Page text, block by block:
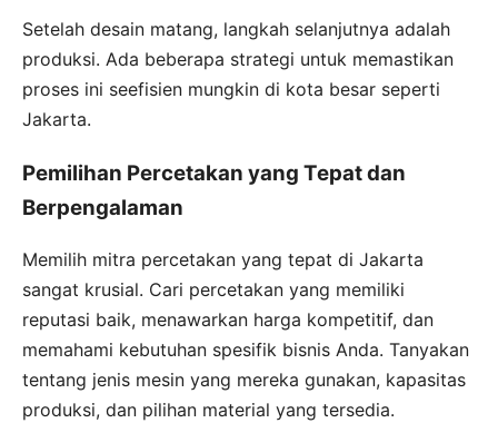
Setelah desain matang, langkah selanjutnya adalah
produksi. Ada beberapa strategi untuk memastikan
proses ini seefisien mungkin di kota besar seperti
Jakarta.
Pemilihan Percetakan yang Tepat dan
Berpengalaman
Memilih mitra percetakan yang tepat di Jakarta
sangat krusial. Cari percetakan yang memiliki
reputasi baik, menawarkan harga kompetitif, dan
memahami kebutuhan spesifik bisnis Anda. Tanyakan
tentang jenis mesin yang mereka gunakan, kapasitas
produksi, dan pilihan material yang tersedia.